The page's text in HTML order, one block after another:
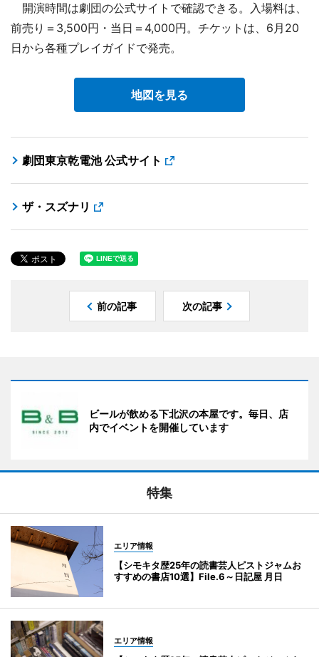
開演時間は劇団の公式サイトで確認できる。入場料は、
前売り＝3,500円・当日＝4,000円。チケットは、6月20
日から各種プレイガイドで発売。
地図を見る
劇団東京乾電池 公式サイト
ザ・スズナリ
前の記事 次の記事
ビールが飲める下北沢の本屋です。毎日、店
内でイベントを開催しています
特集
エリア情報
【シモキタ歴25年の読書芸人ピストジャムお
すすめの書店10選】File.6～日記屋 月日
エリア情報